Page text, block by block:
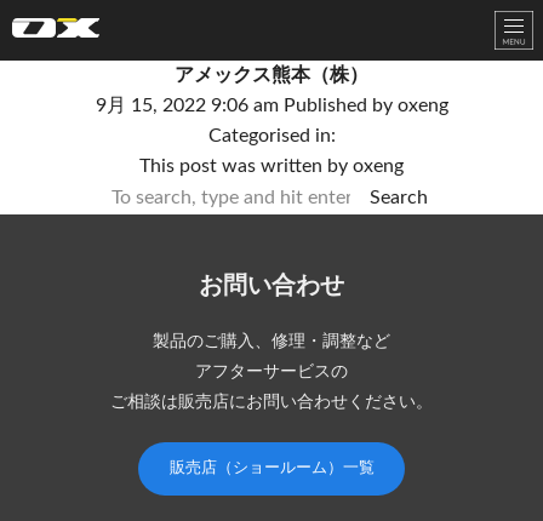
アメックス熊本（株）
9月 15, 2022 9:06 am Published by oxeng
Categorised in:
This post was written by oxeng
Search
お問い合わせ
製品のご購入、修理・調整など
アフターサービスの
ご相談は販売店にお問い合わせください。
販売店（ショールーム）一覧